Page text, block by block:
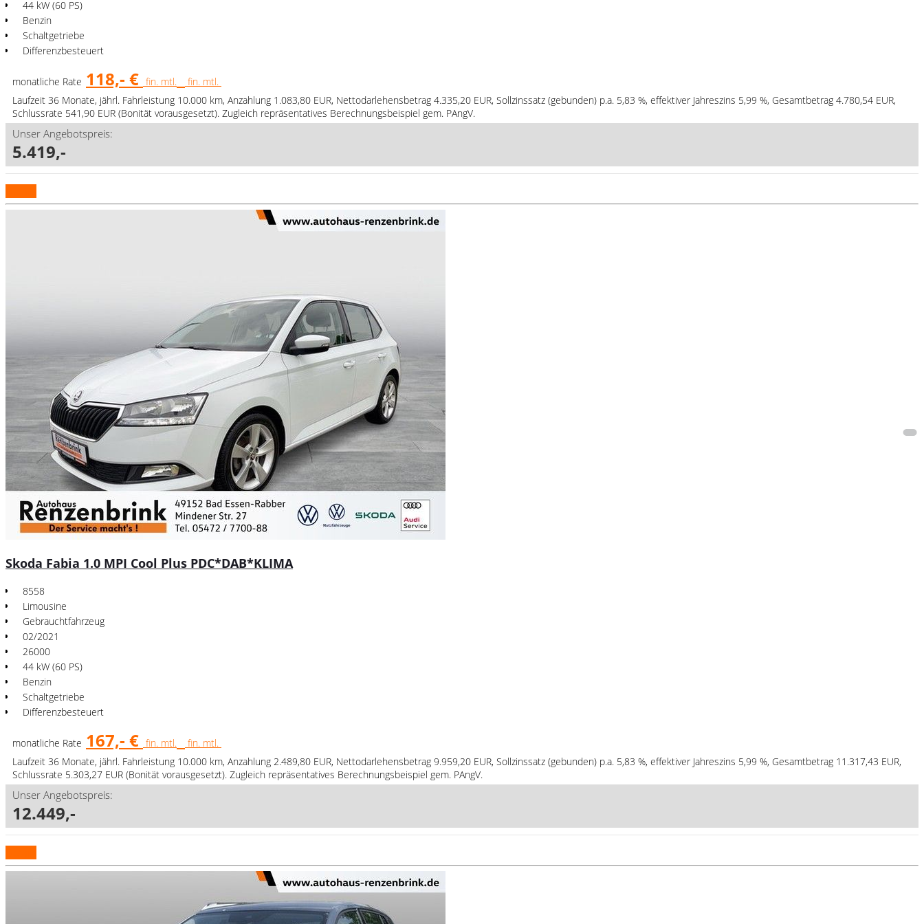
44 kW (60 PS)
Benzin
Schaltgetriebe
Differenzbesteuert
monatliche Rate 118,- € fin. mtl.
fin. mtl.
Laufzeit 36 Monate, jährl. Fahrleistung 10.000 km, Anzahlung 1.083,80 EUR, Nettodarlehensbetrag 4.335,20 EUR, Sollzinssatz (gebunden) p.a. 5,83 %, effektiver Jahreszins 5,99 %, Gesamtbetrag 4.780,54 EUR,
Schlussrate 541,90 EUR (Bonität vorausgesetzt). Zugleich repräsentatives Berechnungsbeispiel gem. PAngV.
Unser Angebotspreis:
5.419,-
Skoda Fabia 1.0 MPI Cool Plus PDC*DAB*KLIMA
8558
Limousine
Gebrauchtfahrzeug
02/2021
26000
44 kW (60 PS)
Benzin
Schaltgetriebe
Differenzbesteuert
monatliche Rate 167,- € fin. mtl.
fin. mtl.
Laufzeit 36 Monate, jährl. Fahrleistung 10.000 km, Anzahlung 2.489,80 EUR, Nettodarlehensbetrag 9.959,20 EUR, Sollzinssatz (gebunden) p.a. 5,83 %, effektiver Jahreszins 5,99 %, Gesamtbetrag 11.317,43 EUR,
Schlussrate 5.303,27 EUR (Bonität vorausgesetzt). Zugleich repräsentatives Berechnungsbeispiel gem. PAngV.
Unser Angebotspreis:
12.449,-